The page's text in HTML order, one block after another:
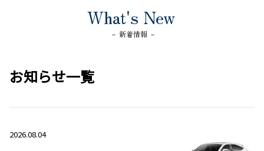
What's New
－ 新着情報 －
お知らせ一覧
2026.08.04